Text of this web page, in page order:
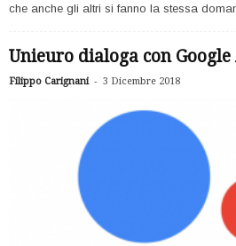
che anche gli altri si fanno la stessa
Unieuro dialoga con
Filippo Carignani - 3 Dicembre 2018